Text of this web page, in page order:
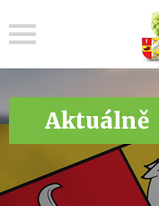
Aktuálně